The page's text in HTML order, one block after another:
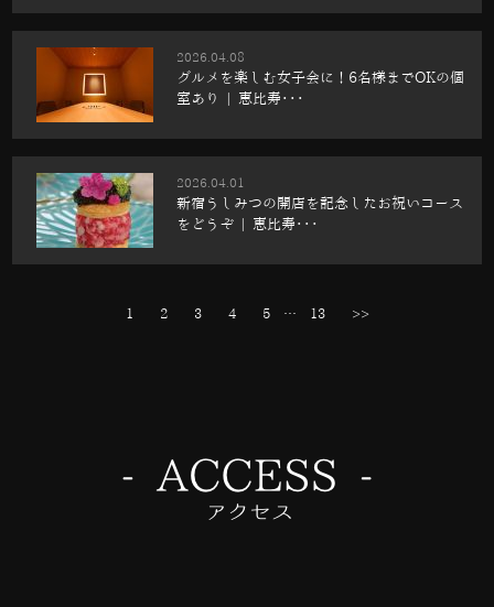
2026.04.08
グルメを楽しむ女子会に！6名様までOKの個
室あり | 恵比寿･･･
2026.04.01
新宿うしみつの開店を記念したお祝いコース
をどうぞ | 恵比寿･･･
1 2 3 4 5 … 13 >>